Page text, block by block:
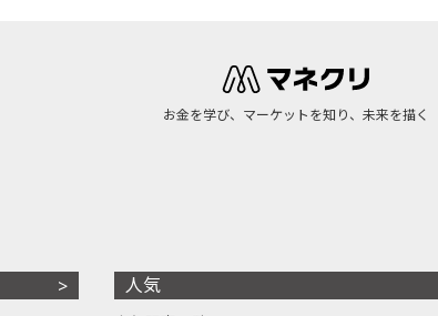
お金を学び、マーケットを知り、未来を描く
人気